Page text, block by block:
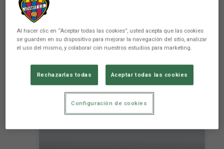
Iván Romero: "Estic molt content de
poder ajudar a l'equip. Espere que
Al hacer clic en “Aceptar todas las cookies”, usted acepta que las cookies
se guarden en su dispositivo para mejorar la navegación del sitio, analizar
el uso del mismo, y colaborar con nuestros estudios para marketing.
Rechazarlas todas Aceptar todas las cookies
Configuración de cookies